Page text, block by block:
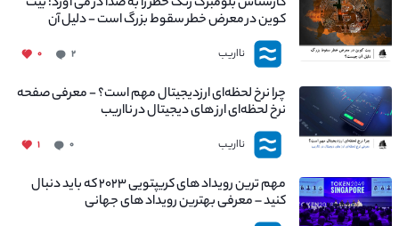
کوین در معرض خطر سقوط بزرگ است - دلیل آن
چیست؟
نااریب ۲ ۰
چرا نرخ لحظه‌ای ارزدیجیتال مهم است؟ - معرفی صفحه
نرخ لحظه‌ای ارز های دیجیتال در نااریب
نااریب ۰ ۱
مهم ترین رویداد های کریپتویی ۲۰۲۳ که باید دنبال
کنید – معرفی بهترین رویداد های جهانی